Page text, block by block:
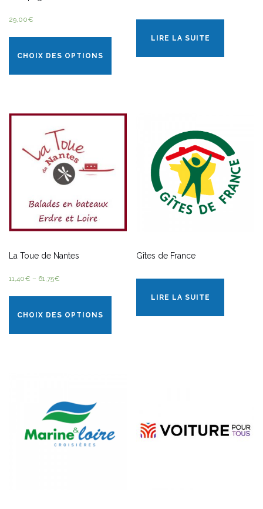
29,00€
CHOIX DES OPTIONS
LIRE LA SUITE
La Toue de Nantes
11,40€ – 61,75€
CHOIX DES OPTIONS
Gîtes de France
LIRE LA SUITE